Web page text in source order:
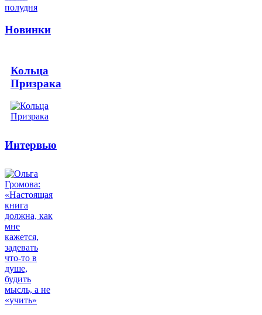
Новинки
Кольца
Призрака
Интервью